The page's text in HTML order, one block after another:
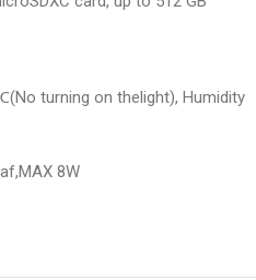
turning on thelight), Humidity
8W